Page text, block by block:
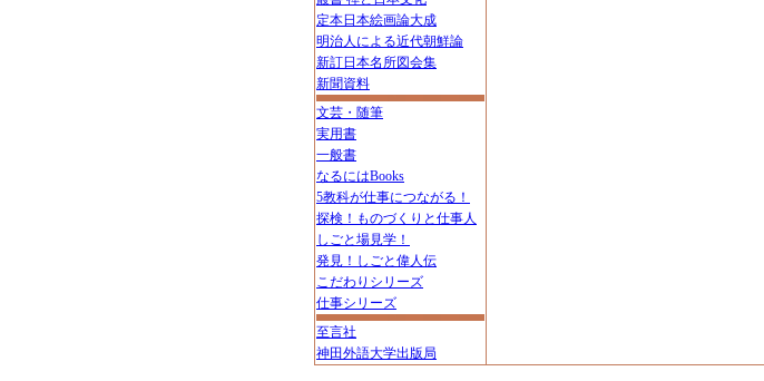
定本日本絵画論大成
明治人による近代朝鮮論
新訂日本名所図会集
新聞資料
文芸・随筆
実用書
一般書
なるにはBooks
5教科が仕事につながる！
探検！ものづくりと仕事人
しごと場見学！
発見！しごと偉人伝
こだわりシリーズ
仕事シリーズ
至言社
神田外語大学出版局